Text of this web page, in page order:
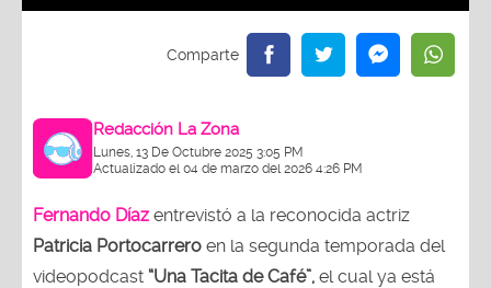
Redacción La Zona
Lunes, 13 De Octubre 2025 3:05 PM
Actualizado el 04 de marzo del 2026 4:26 PM
Fernando Díaz entrevistó a la reconocida actriz
Patricia Portocarrero en la segunda temporada del
videopodcast “Una Tacita de Café”, el cual ya está